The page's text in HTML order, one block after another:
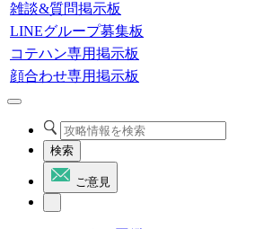
雑談&質問掲示板
LINEグループ募集板
コテハン専用掲示板
顔合わせ専用掲示板
検索
ご意見